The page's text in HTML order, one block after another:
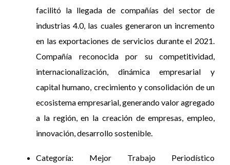
facilitó la llegada de compañías del sector de
industrias 4.0, las cuales generaron un incremento
en las exportaciones de servicios durante el 2021.
Compañía reconocida por su competitividad,
internacionalización, dinámica empresarial y
capital humano, crecimiento y consolidación de un
ecosistema empresarial, generando valor agregado
a la región, en la creación de empresas, empleo,
innovación, desarrollo sostenible.
Categoría: Mejor Trabajo Periodístico